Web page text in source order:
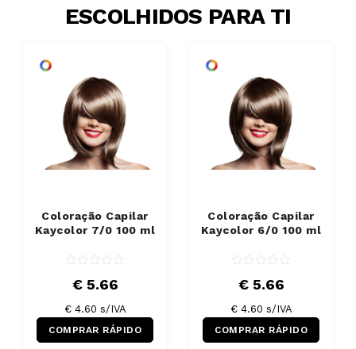
ESCOLHIDOS PARA TI
Coloração Capilar
Kaycolor 7/0 100 ml
€ 5.66
€ 4.60 s/IVA
COMPRAR RÁPIDO
Coloração Capilar
Kaycolor 6/0 100 ml
€ 5.66
€ 4.60 s/IVA
COMPRAR RÁPIDO